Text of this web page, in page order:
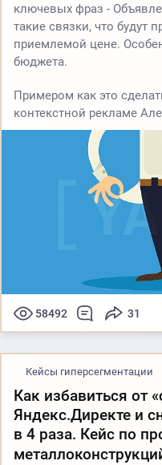
ключевых фраз -
такие связки, что будут
приемлемой цене.
бюджета.
Примером как это
контекстной рекламе
58492 31
Кейсы гиперсегментации
Как избавиться от
Яндекс.Директе и
в 4 раза. Кейс по